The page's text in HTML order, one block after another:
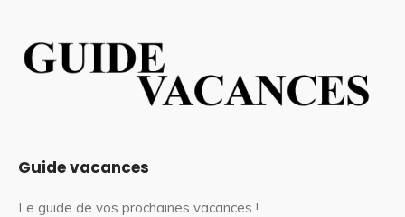
Guide vacances
Le guide de vos prochaines vacances !